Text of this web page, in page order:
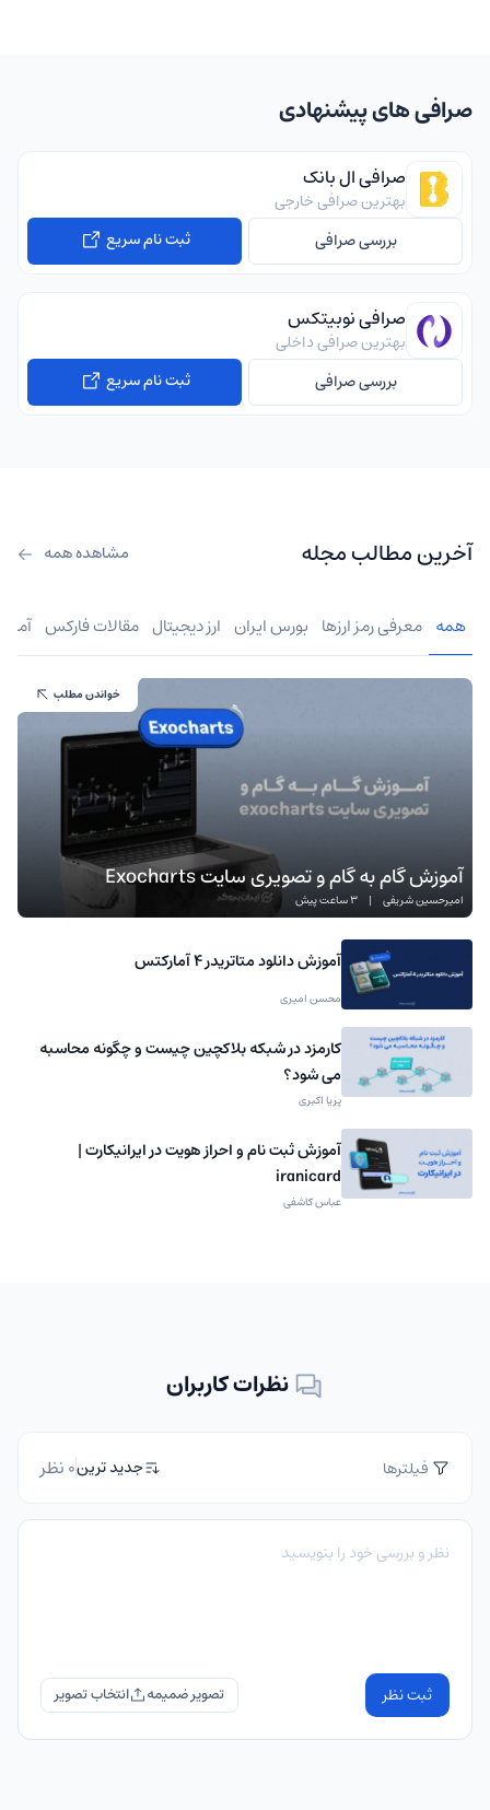
صرافی های پیشنهادی
صرافی ال بانک
بهترین صرافی خارجی
بررسی صرافی
ثبت نام سریع
صرافی نوبیتکس
بهترین صرافی داخلی
بررسی صرافی
ثبت نام سریع
آخرین مطالب مجله مشاهده همه
همه معرفی رمز ارزها بورس ایران ارز دیجیتال مقالات فارکس
آموزش گام به گام و تصویری سایت Exocharts
امیرحسین شریفی | 3 ساعت پیش
خواندن مطلب
آموزش دانلود متاتریدر 4 آمارکتس
محسن امیری
کارمزد در شبکه بلاکچین چیست و چگونه محاسبه
می شود؟
پریا اکبری
آموزش ثبت نام و احراز هویت در ایرانیکارت |
iranicard
عباس کاشفی
نظرات کاربران
فیلترها جدید ترین0 نظر
ثبت نظر تصویر ضمیمه